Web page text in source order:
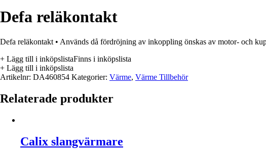
Defa reläkontakt
Defa reläkontakt • Används då fördröjning av inkoppling önskas av motor- och
+ Lägg till i inköpslistaFinns i inköpslista
+ Lägg till i inköpslista
Artikelnr: DA460854 Kategorier: Värme, Värme Tillbehör
Relaterade produkter
Calix slangvärmare